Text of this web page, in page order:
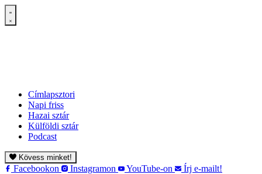
Címlapsztori
Napi friss
Hazai sztár
Külföldi sztár
Podcast
Kövess minket!
Facebookon Instagramon YouTube-on
Írj e-mailt!